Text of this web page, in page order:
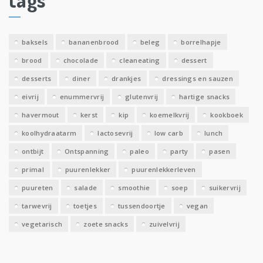
e
v
baksels bananenbrood beleg borrelhapje
brood chocolade cleaneating dessert
desserts diner drankjes dressings en sauzen
eivrij enummervrij glutenvrij hartige snacks
havermout kerst kip koemelkvrij kookboek
koolhydraatarm lactosevrij low carb lunch
ontbijt Ontspanning paleo party pasen
primal puurenlekker puurenlekkerleven
puureten salade smoothie soep suikervrij
tarwevrij toetjes tussendoortje vegan
vegetarisch zoete snacks zuivelvrij